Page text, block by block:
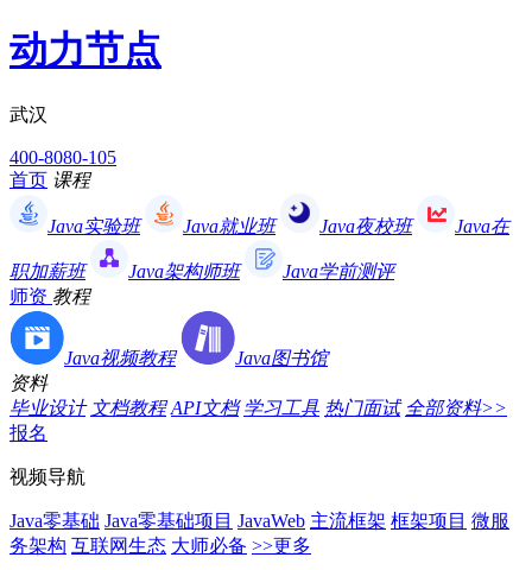
动力节点
武汉
400-8080-105
首页 课程
Java实验班 Java就业班 Java夜校班 Java在
职加薪班 Java架构师班
Java学前测评
师资 教程
Java视频教程
Java图书馆
资料
毕业设计 文档教程 API文档 学习工具 热门面试 全部资料>>
报名
视频导航
Java零基础 Java零基础项目 JavaWeb 主流框架 框架项目 微服
务架构 互联网生态 大师必备 >>更多